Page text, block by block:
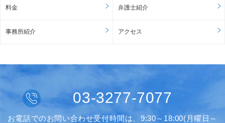
料金 弁護士紹介
事務所紹介 アクセス
03-3277-7077
お電話でのお問い合わせ受付時間は、9:30～18:00(月曜日～